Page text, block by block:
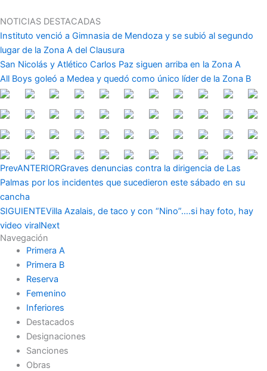
al
contenido
NOTICIAS DESTACADAS
Instituto venció a Gimnasia de Mendoza y se subió al segundo
lugar de la Zona A del Clausura
San Nicolás y Atlético Carlos Paz siguen arriba en la Zona A
All Boys goleó a Medea y quedó como único líder de la Zona B
PrevANTERIORGraves denuncias contra la dirigencia de Las
Palmas por los incidentes que sucedieron este sábado en su
cancha
SIGUIENTEVilla Azalais, de taco y con “Nino”….si hay foto, hay
video viralNext
Navegación
Primera A
Primera B
Reserva
Femenino
Inferiores
Destacados
Designaciones
Sanciones
Obras